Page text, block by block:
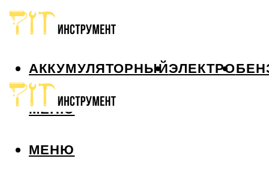
АККУМУЛЯТОРНЫЙЭЛЕКТРО
МЕНЮ
МЕНЮ